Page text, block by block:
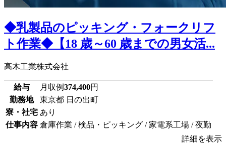
◆乳製品のピッキング・フォークリフ
ト作業◆【18 歳～60 歳までの男女活...
高木工業株式会社
給与 月収例374,400円
勤務地
東京都 日の出町
寮・社宅 あり
仕事内容 倉庫作業 / 検品・ピッキング / 家電系工場 / 夜勤
詳細を表示